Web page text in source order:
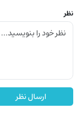
نظر
ارسال نظر